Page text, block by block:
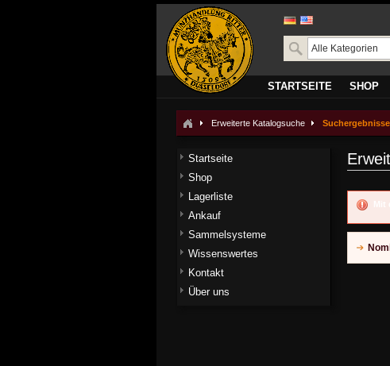
STARTSEITE SHOP
Erweiterte Katalogsuche Suchergebnisse
Mit
Startseite
Shop
Lagerliste
Ankauf
Sammelsysteme
Wissenswertes
Kontakt
Über uns